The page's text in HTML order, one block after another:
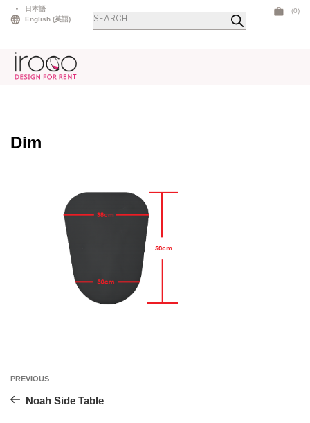
日本語
English (英語)
商
品
(0)
Dim
投
稿
Previous
PREVIOUS
Noah Side Table